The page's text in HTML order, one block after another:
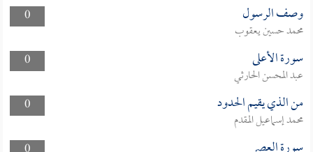
0 وصف الرسول
محمد حسين يعقوب
0
سورة الأعلى
عبد المحسن الحارثي
0
من الذي يقيم الحدود
محمد إسماعيل المقدم